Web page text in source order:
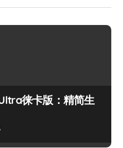
徕卡版：精简生